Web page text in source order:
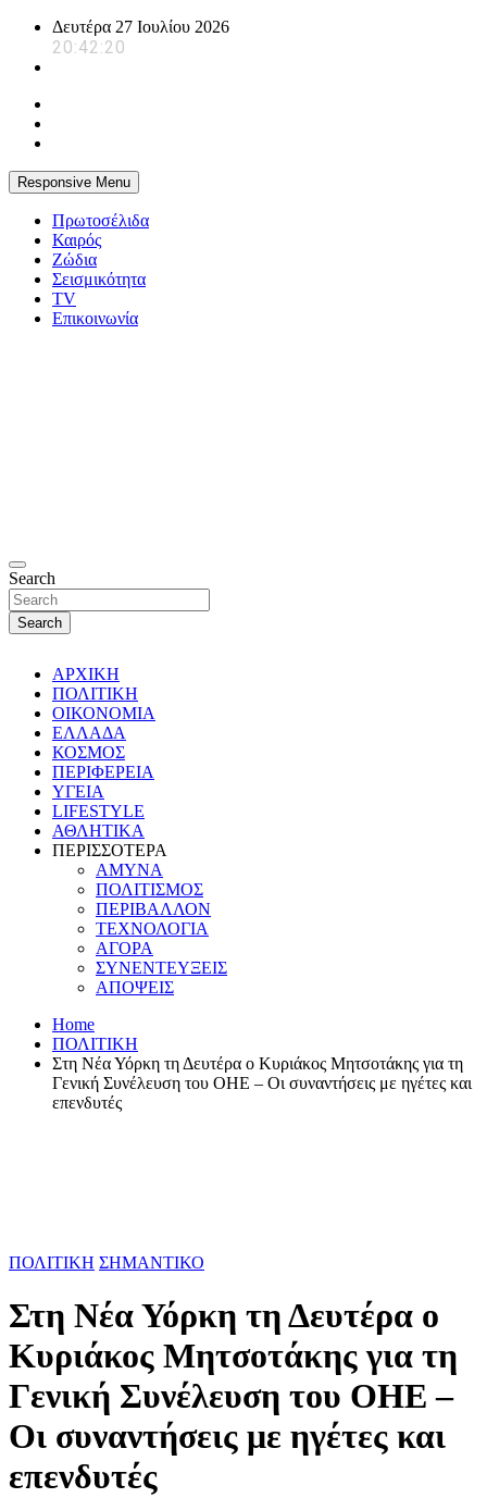
Skip
content
Δευτέρα 27 Ιουλίου 2026
20:42:21
Responsive Menu
Πρωτοσέλιδα
Καιρός
Ζώδια
Σεισμικότητα
TV
Επικοινωνία
Search
Search
ΑΡΧΙΚΗ
ΠΟΛΙΤΙΚΗ
ΟΙΚΟΝΟΜΙΑ
ΕΛΛΑΔΑ
ΚΟΣΜΟΣ
ΠΕΡΙΦΕΡΕΙΑ
ΥΓΕΙΑ
LIFESTYLE
ΑΘΛΗΤΙΚΑ
ΠΕΡΙΣΣΟΤΕΡΑ
ΑΜΥΝΑ
ΠΟΛΙΤΙΣΜΟΣ
ΠΕΡΙΒΑΛΛΟΝ
ΤΕΧΝΟΛΟΓΙΑ
ΑΓΟΡΑ
ΣΥΝΕΝΤΕΥΞΕΙΣ
ΑΠΟΨΕΙΣ
Home
ΠΟΛΙΤΙΚΗ
Στη Νέα Υόρκη τη Δευτέρα ο Κυριάκος Μητσοτάκης για τη
Γενική Συνέλευση του ΟΗΕ – Οι συναντήσεις με ηγέτες και
επενδυτές
ΠΟΛΙΤΙΚΗ ΣΗΜΑΝΤΙΚΟ
Στη Νέα Υόρκη τη Δευτέρα ο
Κυριάκος Μητσοτάκης για τη
Γενική Συνέλευση του ΟΗΕ –
Οι συναντήσεις με ηγέτες και
επενδυτές